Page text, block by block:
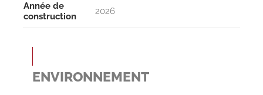
Année de
construction
2026
ENVIRONNEMENT